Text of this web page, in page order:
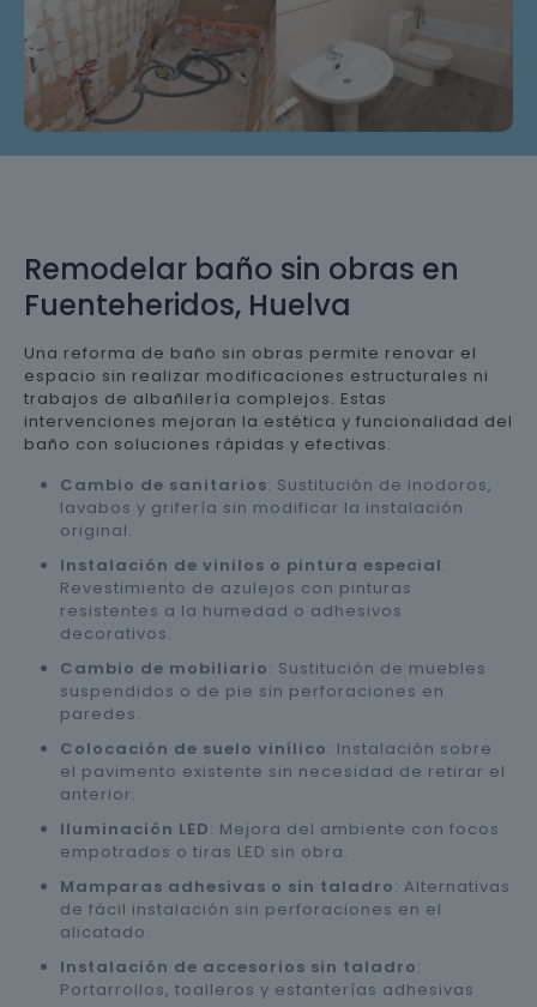
Remodelar baño sin obras en
Fuenteheridos, Huelva
Una reforma de baño sin obras permite renovar el
espacio sin realizar modificaciones estructurales ni
trabajos de albañilería complejos. Estas
intervenciones mejoran la estética y funcionalidad del
baño con soluciones rápidas y efectivas.
Cambio de sanitarios: Sustitución de inodoros,
lavabos y grifería sin modificar la instalación
original.
Instalación de vinilos o pintura especial:
Revestimiento de azulejos con pinturas
resistentes a la humedad o adhesivos
decorativos.
Cambio de mobiliario: Sustitución de muebles
suspendidos o de pie sin perforaciones en
paredes.
Colocación de suelo vinílico: Instalación sobre
el pavimento existente sin necesidad de retirar el
anterior.
Iluminación LED: Mejora del ambiente con focos
empotrados o tiras LED sin obra.
Mamparas adhesivas o sin taladro: Alternativas
de fácil instalación sin perforaciones en el
alicatado.
Instalación de accesorios sin taladro:
Portarrollos, toalleros y estanterías adhesivas